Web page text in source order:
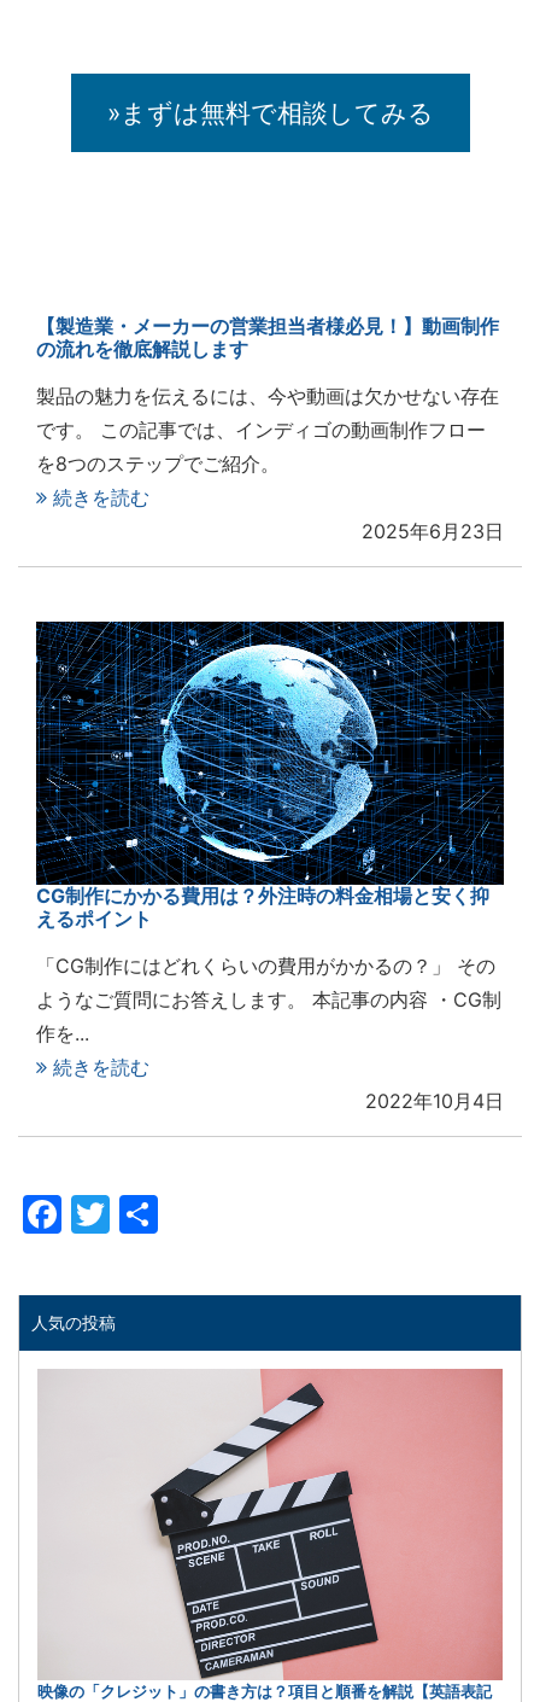
»まずは無料で相談してみる
【製造業・メーカーの営業担当者様必見！】動画制作
の流れを徹底解説します
製品の魅力を伝えるには、今や動画は欠かせない存在
です。 この記事では、インディゴの動画制作フロー
を8つのステップでご紹介。
続きを読む
2025年6月23日
CG制作にかかる費用は？外注時の料金相場と安く抑
えるポイント
「CG制作にはどれくらいの費用がかかるの？」 その
ようなご質問にお答えします。 本記事の内容 ・CG制
作を...
続きを読む
2022年10月4日
Facebook
Twitter
人気の投稿
映像の「クレジット」の書き方は？項目と順番を解説【英語表記